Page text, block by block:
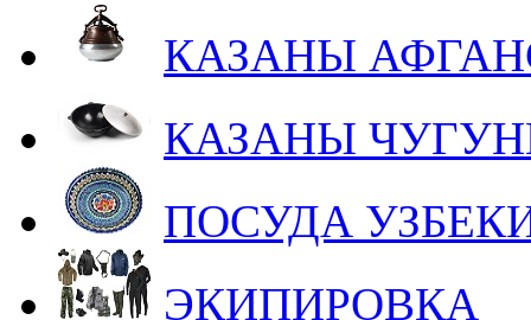
КАЗАНЫ
КАЗАНЫ
ПОСУДА
ЭКИПИРОВКА